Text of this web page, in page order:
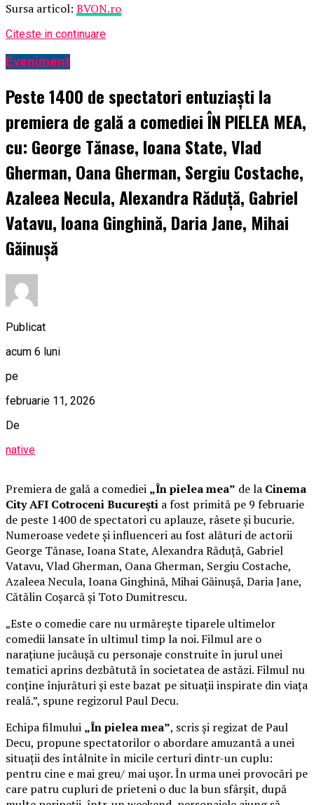
Sursa articol: BVON.ro
Citeste in continuare
Eveniment
Peste 1400 de spectatori entuziaști la
premiera de gală a comediei ÎN PIELEA MEA,
cu: George Tănase, Ioana State, Vlad
Gherman, Oana Gherman, Sergiu Costache,
Azaleea Necula, Alexandra Răduță, Gabriel
Vatavu, Ioana Ginghină, Daria Jane, Mihai
Găinușă
Publicat
acum 6 luni
pe
februarie 11, 2026
De
native
Premiera de gală a comediei „În pielea mea” de la Cinema
City AFI Cotroceni București a fost primită pe 9 februarie
de peste 1400 de spectatori cu aplauze, râsete și bucurie.
Numeroase vedete și influenceri au fost alături de actorii
George Tănase, Ioana State, Alexandra Răduță, Gabriel
Vatavu, Vlad Gherman, Oana Gherman, Sergiu Costache,
Azaleea Necula, Ioana Ginghină, Mihai Găinușă, Daria Jane,
Cătălin Coșarcă și Toto Dumitrescu.
„Este o comedie care nu urmărește tiparele ultimelor
comedii lansate în ultimul timp la noi. Filmul are o
narațiune jucăușă cu personaje construite în jurul unei
tematici aprins dezbătută în societatea de astăzi. Filmul nu
conține înjurături și este bazat pe situații inspirate din viața
reală.”, spune regizorul Paul Decu.
Echipa filmului „În pielea mea”, scris și regizat de Paul
Decu, propune spectatorilor o abordare amuzantă a unei
situații des întâlnite în micile certuri dintr-un cuplu:
pentru cine e mai greu/ mai ușor. În urma unei provocări pe
care patru cupluri de prieteni o duc la bun sfârșit, după